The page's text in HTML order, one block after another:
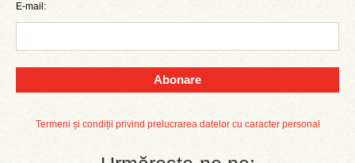
E-mail:
Abonare
Termeni și condiții privind prelucrarea datelor cu caracter personal